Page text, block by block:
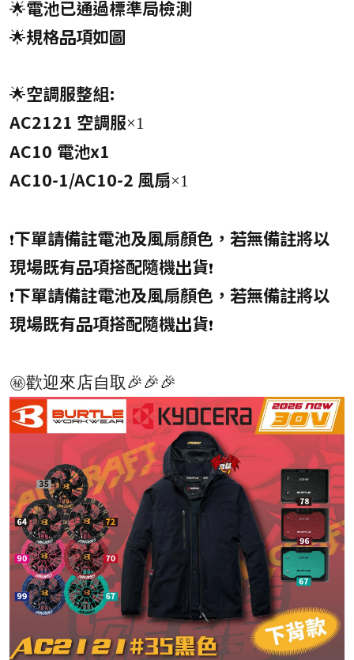
🌟電池已通過標準局檢測
🌟規格品項如圖
🌟空調服整組:
AC2121 空調服×1
AC10 電池x1
AC10-1/AC10-2 風扇×1
❗下單請備註電池及風扇顏色，若無備註將以
現場既有品項搭配隨機出貨❗
❗下單請備註電池及風扇顏色，若無備註將以
現場既有品項搭配隨機出貨❗
㊙️歡迎來店自取🎉🎉🎉